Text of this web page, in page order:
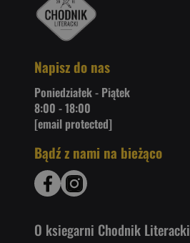
Napisz do nas
Poniedziałek - Piątek
8:00 - 18:00
[email protected]
Bądź z nami na bieżąco
O ksiegarni Chodnik Literacki